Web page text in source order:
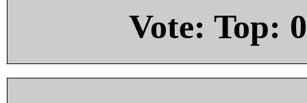
Vote: Top: 0